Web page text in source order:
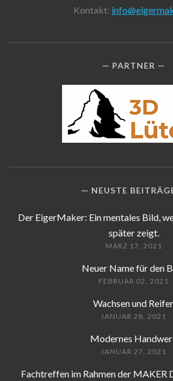
Kontakt:
PARTNER
NEUSTE
Der EigerMaker: Ein mentales Bild,
später zeigt.
MÄRZ 17, 2021
Neuer Name für den
FEBRUAR 02, 2021
Wachsen und
JANUAR 28, 2021
Modernes
JANUAR 27, 2021
Fachtreffen im Rahmen der MAKER